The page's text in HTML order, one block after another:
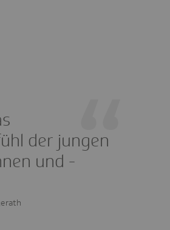
der jungen
und -